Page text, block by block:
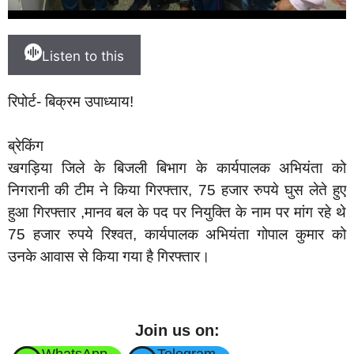
Listen to this
रिपोर्ट- बिक्रम उपाध्याय!
ब्रेकिंग
खगड़िया जिले के बिजली बिभाग के कार्यपालक अभियंता को
निगरानी की टीम ने किया गिरफ्तार, 75 हजार रुपये घुस लेते हुए
हुआ गिरफ्तार ,मानव बल के पद पर नियुक्ति के नाम पर मांग रहे थे
75 हजार रुपये रिश्वत, कार्यपालक अभियंता गोपाल कुमार को
उनके आवास से किया गया है गिरफ्तार।
Join us on: